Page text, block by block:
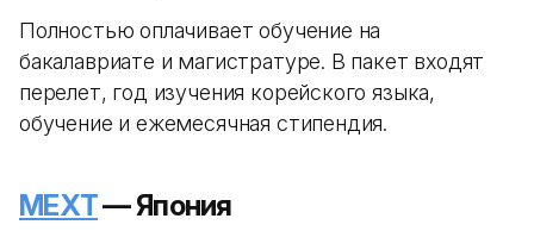
Полностью оплачивает обучение на
бакалавриате и магистратуре. В пакет входят
перелет, год изучения корейского языка,
обучение и ежемесячная стипендия.
MEXT— Япония